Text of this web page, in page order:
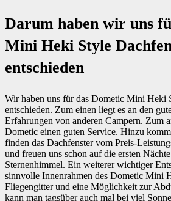
Darum haben wir uns
Mini Heki Style
entschieden
Wir haben uns für das Dometic Mini Heki
entschieden. Zum einen liegt es an den
Erfahrungen von anderen Campern. Zum
Dometic einen guten Service. Hinzu
finden das Dachfenster vom Preis-
und freuen uns schon auf die ersten
Sternenhimmel. Ein weiterer wichtiger
sinnvolle Innenrahmen des Dometic Mini
Fliegengitter und eine Möglichkeit zur
kann man tagsüber auch mal bei viel